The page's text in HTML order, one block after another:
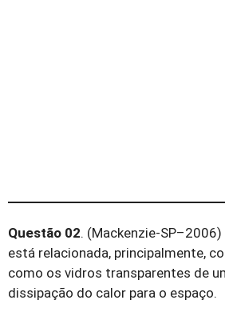
Questão 02. (Mackenzie-
está relacionada, principalmente,
como os vidros transparentes de
dissipação do calor para o espaço.